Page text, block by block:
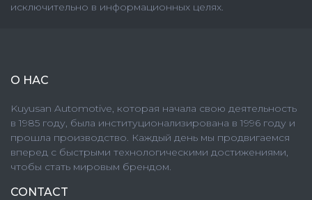
исключительно в информационных целях.
О НАС
Kuyusan Automotive, которая начала свою деятельность
в 1985 году, была институционализирована в 1996 году и
прошла производство. Каждый день мы продвигаемся
вперед с быстрыми технологическими достижениями,
чтобы стать мировым брендом.
CONTACT